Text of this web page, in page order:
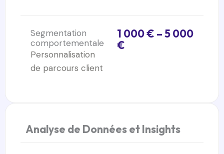
Segmentation
comportementale
Personnalisation
de parcours client
1 000 € – 5 000
€
Analyse de Données et Insights